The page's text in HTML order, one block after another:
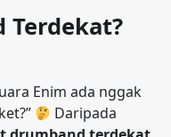
Terdekat?
Enim ada nggak
Daripada